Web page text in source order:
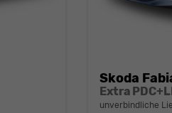
Skoda
Extra
unverbindliche